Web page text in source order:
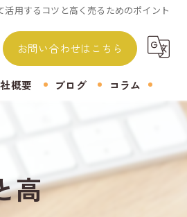
用するコツと高く売るためのポイント
お問い合わせはこちら
概要 ブログ コラム
高